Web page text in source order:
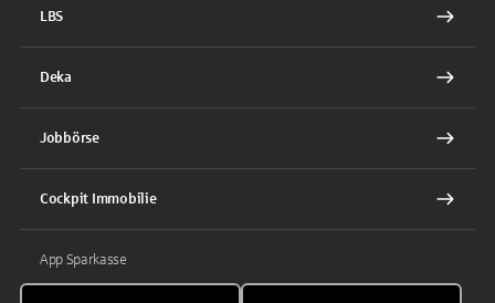
LBS
Deka
Jobbörse
Cockpit Immobilie
App Sparkasse